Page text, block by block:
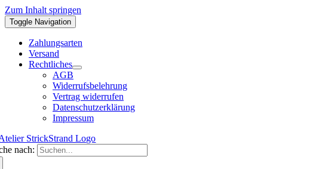
Zum Inhalt springen
Toggle Navigation
Zahlungsarten
Versand
Rechtliches
AGB
Widerrufsbelehrung
Vertrag widerrufen
Datenschutzerklärung
Impressum
nach: